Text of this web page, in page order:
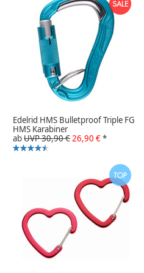
Edelrid HMS Bulletproof Triple FG
HMS Karabiner
abUVP 30,90 € 26,90 €*